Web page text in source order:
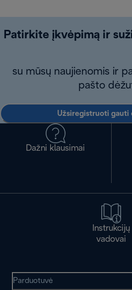
Patirkite įkvėpimą ir
su mūsų naujienomis ir
pašto
Užsiregistruoti gauti
Dažni klausimai
Instrukcijų
vadovai
Parduotuvė